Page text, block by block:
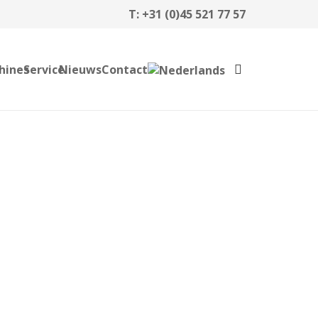
T: +31 (0)45 521 77 57
ServiceNieuwsContact